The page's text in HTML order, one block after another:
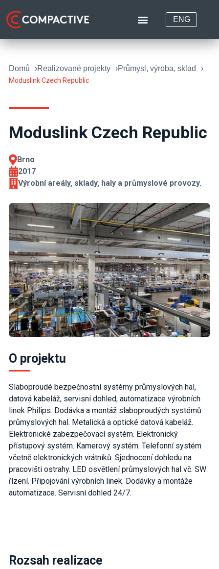
ENG
Domů Realizované projekty Průmysl, výroba, sklad
Moduslink Czech Republic
Moduslink Czech Republic
Brno
2017
Výrobní areály, sklady, haly a průmyslové provozy.
O projektu
Slaboproudé bezpečnostní systémy průmyslových hal,
datová kabeláž, servisní dohled, automatizace výrobních
linek Philips. Dodávka a montáž slaboproudých systémů
průmyslových hal. Metalická a optické datová kabeláž.
Elektronické zabezpečovací systém. Elektronický
přístupový systém. Kamerový systém. Telefonní systém
včetně elektronických vrátníků. Sjednocení dohledu na
pracovišti ostrahy. LED osvětlení průmyslových hal vč. SW
řízení. Připojování výrobních linek. Dodávky a montáže
automatizace. Servisní dohled 24/7.
Rozsah realizace